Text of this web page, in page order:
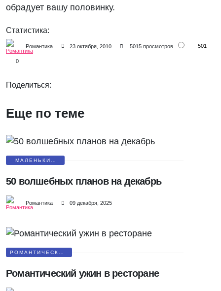
обрадует вашу половинку.
Статистика:
Романтика 23 октября, 2010 5015 просмотров 501
0
Поделиться:
Еще по теме
МАЛЕНЬКИЕ
50 волшебных планов на декабрь
Романтика 09 декабря, 2025
РОМАНТИЧЕСКОЕ
Романтический ужин в ресторане